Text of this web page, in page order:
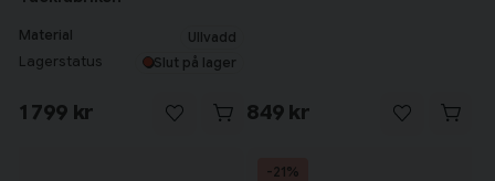
Material Ullvadd
Lagerstatus Slut på lager
1 799 kr 849 kr
-21%